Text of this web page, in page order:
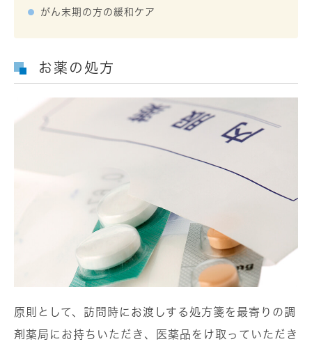
がん末期の方の緩和ケア
お薬の処方
原則として、訪問時にお渡しする処方箋を最寄りの調
剤薬局にお持ちいただき、医薬品をけ取っていただき